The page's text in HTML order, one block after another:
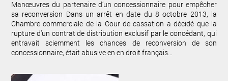
Manœuvres du partenaire d’un concessionnaire pour empêcher
sa reconversion Dans un arrêt en date du 8 octobre 2013, la
Chambre commerciale de la Cour de cassation a décidé que la
rupture d’un contrat de distribution exclusif par le concédant, qui
entravait sciemment les chances de reconversion de son
concessionnaire, était abusive en en droit français…